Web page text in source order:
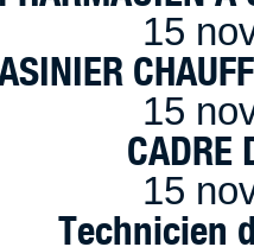
15
15
CADRE
15
Technicien